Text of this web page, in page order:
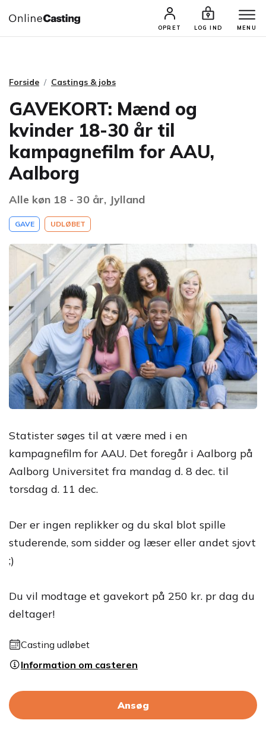
OPRET LOG IND MENU
CASTINGS & JOBS SØG PROFIL
Forside Castings & jobs
GAVEKORT: Mænd og
kvinder 18-30 år til
kampagnefilm for AAU,
Aalborg
Alle køn 18 - 30 år, Jylland
GAVE UDLØBET
Statister søges til at være med i en
kampagnefilm for AAU. Det foregår i Aalborg på
Aalborg Universitet fra mandag d. 8 dec. til
torsdag d. 11 dec.
Der er ingen replikker og du skal blot spille
studerende, som sidder og læser eller andet sjovt
;)
Du vil modtage et gavekort på 250 kr. pr dag du
deltager!
Casting udløbet
Information om casteren
Ansøg